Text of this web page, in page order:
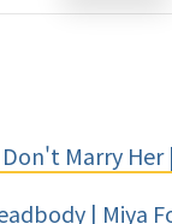
Don't Marry
| Miya